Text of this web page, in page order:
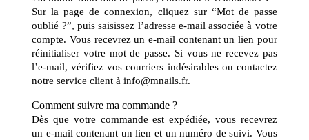
Sur la page de connexion, cliquez sur “Mot de passe
oublié ?”, puis saisissez l’adresse e-mail associée à votre
compte. Vous recevrez un e-mail contenant un lien pour
réinitialiser votre mot de passe. Si vous ne recevez pas
l’e-mail, vérifiez vos courriers indésirables ou contactez
notre service client à info@mnails.fr.
Comment suivre ma commande ?
Dès que votre commande est expédiée, vous recevrez
un e-mail contenant un lien et un numéro de suivi. Vous